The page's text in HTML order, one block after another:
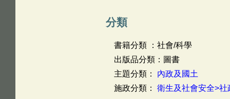
分類
書籍分類 ：社會/科學
出版品分類：圖書
主題分類： 內政及國土
施政分類： 衛生及社會安全>